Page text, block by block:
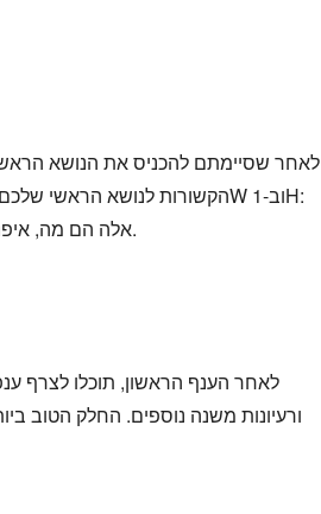
לאחר שסיימתם להכניס את הנושא
אלה הם מה, איפה, מי, מתי, למה ואיך. בנוסף, תוכלו אפילו להשתמש בצבעים שונים לכל ענף כדי להוסיף יצירתיות לתפוקה שלכם.
לאחר הענף הראשון, תוכלו לצרף
ורעיונות משנה נוספים. החלק הטוב